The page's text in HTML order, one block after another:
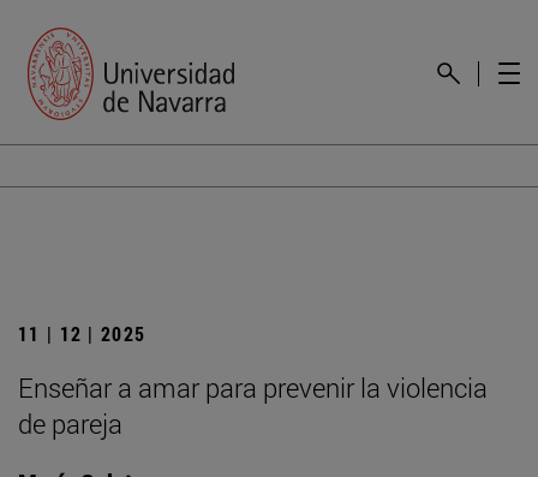
11 | 12 | 2025
Enseñar a amar para prevenir la violencia
de pareja